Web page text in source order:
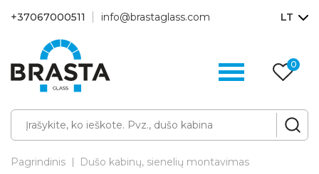
+37067000511 info@brastaglass.com LT
0
Pagrindinis
Dušo kabinų, sienelių montavimas